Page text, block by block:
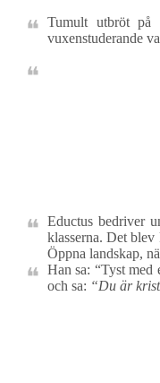
Tumult utbröt på
vuxenstuderande
Eductus bedriver
klasserna. Det blev
Öppna landskap,
Han sa: “Tyst med
och sa: “Du är